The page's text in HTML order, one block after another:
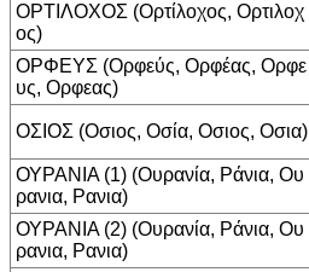
ΟΡΤΙΛΟΧΟΣ (Ορτίλοχος, Ορτιλοχ
ος)
ΟΡΦΕΥΣ (Ορφεύς, Ορφέας, Ορφε
υς, Ορφεας)
ΟΣΙΟΣ (Οσιος, Οσία, Οσιος, Οσια)
ΟΥΡΑΝΙΑ (1) (Ουρανία, Ράνια, Ου
ρανια, Ρανια)
ΟΥΡΑΝΙΑ (2) (Ουρανία, Ράνια, Ου
ρανια, Ρανια)